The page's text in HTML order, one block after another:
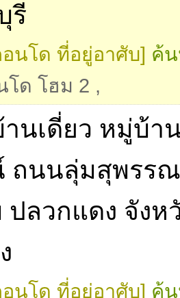
รี
นโด ที่อยู่อาศับ] ค้
โด โฮม 2 ,
นเดี่ยว หมู่บ้า
ถนนลุ่มสุพรร
ปลวกแดง จังห
นโด ที่อยู่อาศับ] ค้